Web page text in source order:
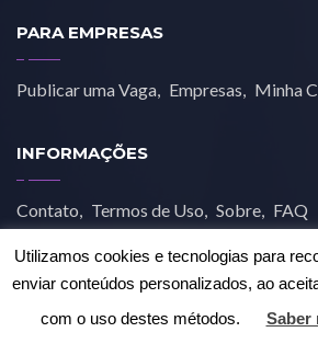
PARA EMPRESAS
Publicar uma Vaga Empresas Minha
INFORMAÇÕES
Contato Termos de Uso Sobre FAQ
© 2019 Job Estética. Todos os direitos
Utilizamos cookies e tecnologias para
enviar conteúdos personalizados, ao
com o uso destes métodos.
Saber